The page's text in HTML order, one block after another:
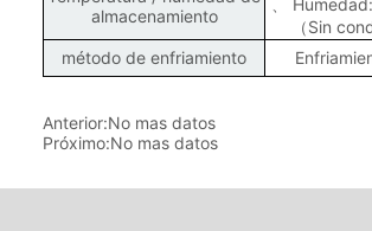
Anterior:No mas datos
Próximo:No mas datos